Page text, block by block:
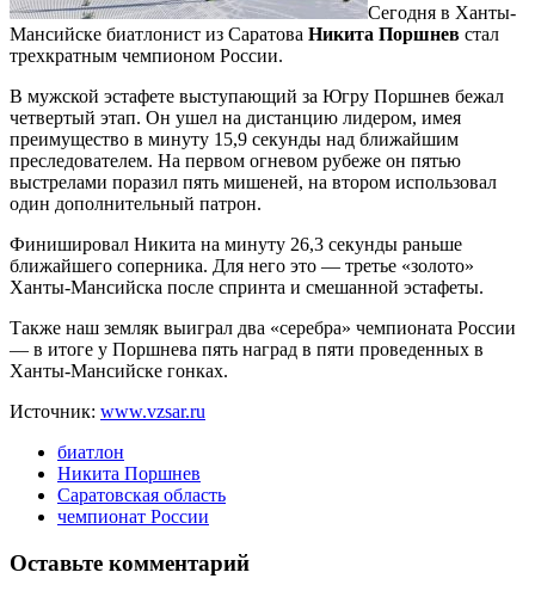
Сегодня в Ханты-
Мансийске биатлонист из Саратова Никита Поршнев стал
трехкратным чемпионом России.
В мужской эстафете выступающий за Югру Поршнев бежал
четвертый этап. Он ушел на дистанцию лидером, имея
преимущество в минуту 15,9 секунды над ближайшим
преследователем. На первом огневом рубеже он пятью
выстрелами поразил пять мишеней, на втором использовал
один дополнительный патрон.
Финишировал Никита на минуту 26,3 секунды раньше
ближайшего соперника. Для него это — третье «золото»
Ханты-Мансийска после спринта и смешанной эстафеты.
Также наш земляк выиграл два «серебра» чемпионата России
— в итоге у Поршнева пять наград в пяти проведенных в
Ханты-Мансийске гонках.
Источник: www.vzsar.ru
биатлон
Никита Поршнев
Саратовская область
чемпионат России
Оставьте комментарий